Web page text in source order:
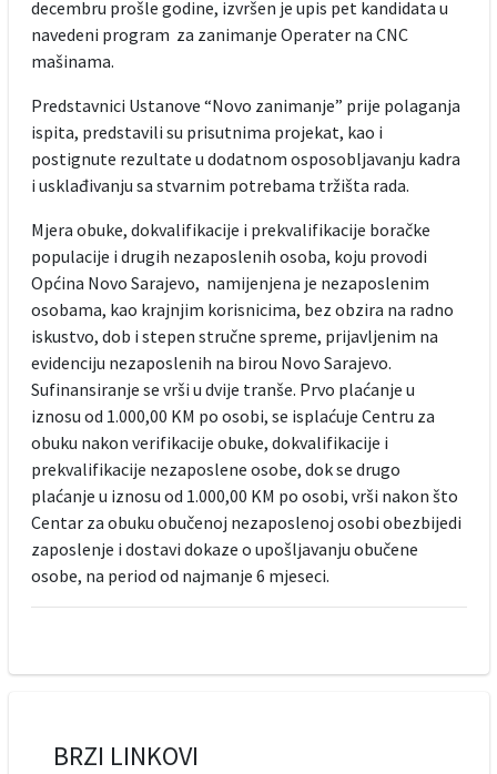
decembru prošle godine, izvršen je upis pet kandidata u
navedeni program za zanimanje Operater na CNC
mašinama.
Predstavnici Ustanove “Novo zanimanje” prije polaganja
ispita, predstavili su prisutnima projekat, kao i
postignute rezultate u dodatnom osposobljavanju kadra
i usklađivanju sa stvarnim potrebama tržišta rada.
Mjera obuke, dokvalifikacije i prekvalifikacije boračke
populacije i drugih nezaposlenih osoba, koju provodi
Općina Novo Sarajevo, namijenjena je nezaposlenim
osobama, kao krajnjim korisnicima, bez obzira na radno
iskustvo, dob i stepen stručne spreme, prijavljenim na
evidenciju nezaposlenih na birou Novo Sarajevo.
Sufinansiranje se vrši u dvije tranše. Prvo plaćanje u
iznosu od 1.000,00 KM po osobi, se isplaćuje Centru za
obuku nakon verifikacije obuke, dokvalifikacije i
prekvalifikacije nezaposlene osobe, dok se drugo
plaćanje u iznosu od 1.000,00 KM po osobi, vrši nakon što
Centar za obuku obučenoj nezaposlenoj osobi obezbijedi
zaposlenje i dostavi dokaze o upošljavanju obučene
osobe, na period od najmanje 6 mjeseci.
BRZI LINKOVI